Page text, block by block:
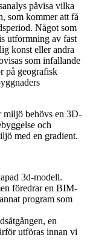
påvisa vilka
som kommer att få
Något som
utformning av fast
konst eller andra
som infallande
på geografisk
miljö behövs en 3D-
och
med en gradient.
3d-modell.
föredrar en BIM-
program som
en
utföras innan vi